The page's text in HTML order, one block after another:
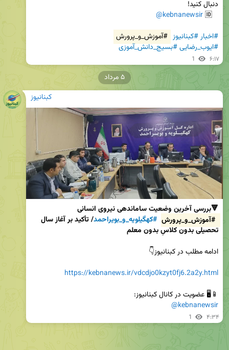
@kebnanewsir
#اخبار#کبنانیوز #آموزش_و_پرورش
#ایوب_رضایی#بسیج_دانش_آموزی
1 ۶:۱۷
کبنانیوز
🔻بررسی آخرین وضعیت ساماندهی نیروی انسانی
#آموزش_و_پرورش #کهگیلویه_و_بویراحمد
تحصیلی بدون کلاسِ بدون معلم
https://kebnanews.ir/vdcdjo0kzyt0fj6.2a2y.html
📱🖥 عضویت در کانال کبنانیوز:
@kebnanewsir
1 ۴:۳۴
۵ مرداد